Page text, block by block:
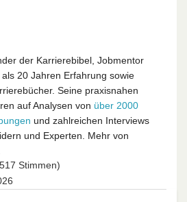
der Karrierebibel, Jobmentor
20 Jahren Erfahrung sowie
Seine praxisnahen
auf Analysen von über 2000
und zahlreichen Interviews
und Experten. Mehr von
Stimmen)